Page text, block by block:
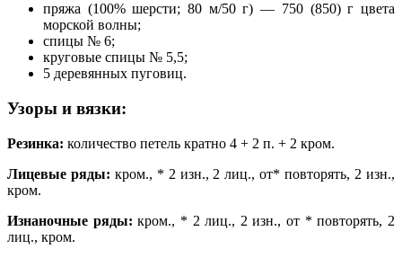
пряжа (100% шерсти; 80 м/50 г) — 750 (850) г цвета
морской волны;
спицы № 6;
круговые спицы № 5,5;
5 деревянных пуговиц.
Узоры и вязки:
Резинка: количество петель кратно 4 + 2 п. + 2 кром.
Лицевые ряды: кром., * 2 изн., 2 лиц., от* повторять, 2 изн.,
кром.
Изнаночные ряды:кром., * 2 лиц., 2 изн., от * повторять, 2
лиц., кром.